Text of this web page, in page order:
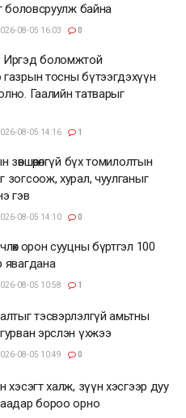
боловсруулж байна
08-05 16:03 0
боломжтой
тосны бүтээгдэхүүн
Гаалийн татварыг
08-05 14:16 1
зөвшөөрөлгүй бүх томилолтын
зогсоож, хурал, чуулганыг
гэв
08-05 14:10 0
орон сууцны бүртгэл 100
явагдана
08-05 10:58 1
тэсвэрлэлгүй амьтны
эрслэн үхжээ
08-05 10:49 0
хэсэгт халж, зүүн хэсгээр дуу
аадар бороо орно